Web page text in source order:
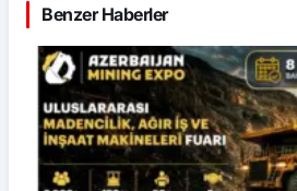
Benzer Haberler